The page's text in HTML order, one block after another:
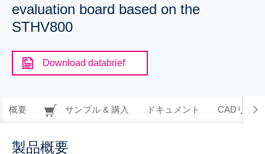
evaluation board based on the
STHV800
Download databrief
概要 サンプル & 購入 ドキュメント CADリソー
製品概要